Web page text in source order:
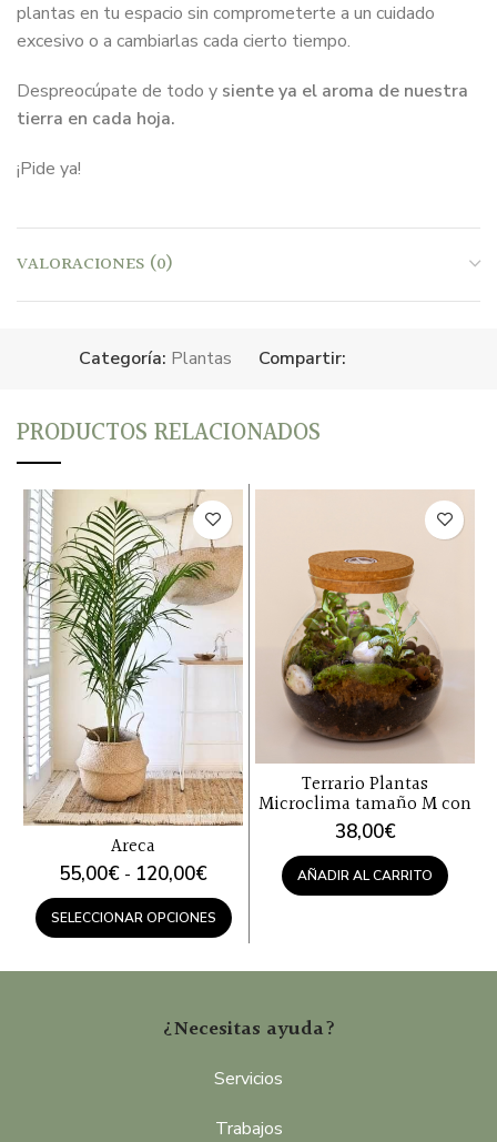
plantas en tu espacio sin comprometerte a un cuidado
excesivo o a cambiarlas cada cierto tiempo.
Despreocúpate de todo y siente ya el aroma de nuestra
tierra en cada hoja.
¡Pide ya!
VALORACIONES (0)
Categoría: Plantas Compartir:
PRODUCTOS RELACIONADOS
Areca
55,00€ - 120,00€Rango
de
precios:
desde
SELECCIONAR OPCIONES
Terrario Plantas
Microclima tamaño M con
luz led
38,00€
AÑADIR AL CARRITO
¿Necesitas ayuda?
Servicios
Trabajos